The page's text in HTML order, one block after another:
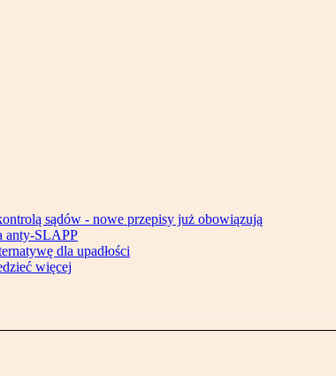
sądów - nowe przepisy już obowiązują
anty-SLAPP
dla upadłości
więcej